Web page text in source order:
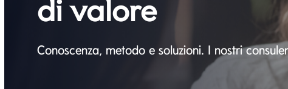
di valore
Conoscenza, metodo e soluzioni. I nostri